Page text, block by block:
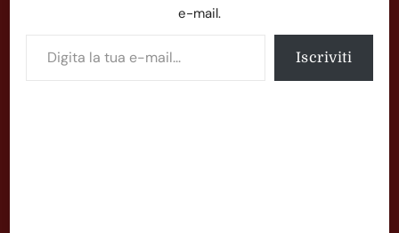
e-mail.
Iscriviti